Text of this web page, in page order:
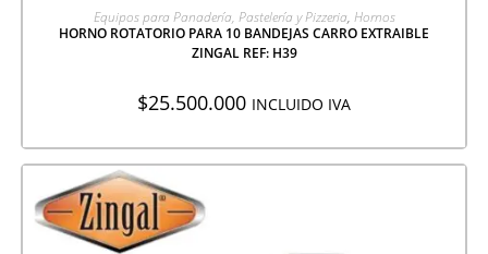
AGREGAR A COTIZACIÓN
Equipos para Panadería, Pastelería y Pizzeria, Hornos
HORNO ROTATORIO PARA 10 BANDEJAS CARRO EXTRAIBLE
ZINGAL REF: H39
$25.500.000 INCLUIDO IVA